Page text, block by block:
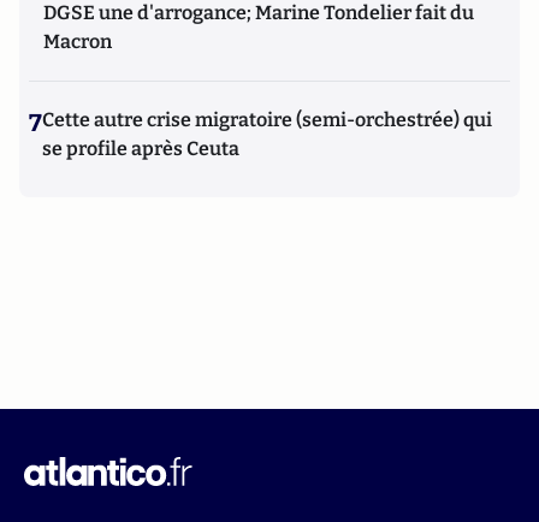
DGSE une d'arrogance; Marine Tondelier fait du
Macron
7Cette autre crise migratoire (semi-orchestrée) qui
se profile après Ceuta